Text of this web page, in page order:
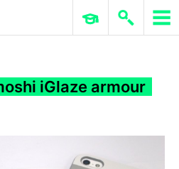
ERP 與商業 AI
iGlaze armour